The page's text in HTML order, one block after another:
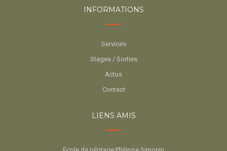
INFORMATIONS
Services
Stages / Sorties
Actus
Contact
LIENS AMIS